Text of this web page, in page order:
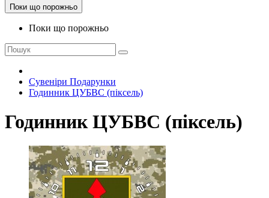
Поки що порожньо
Поки що порожньо
Сувеніри Подарунки
Годинник ЦУБВС (піксель)
Годинник ЦУБВС (піксель)